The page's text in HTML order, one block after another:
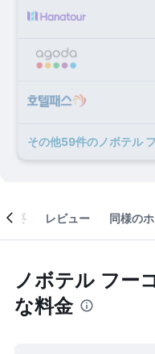
その他59​件のノボテル
概要 レビュー 同様の
ノボテル フー
な料金